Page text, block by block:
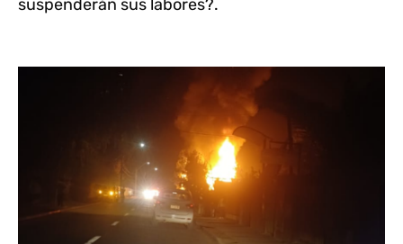
suspenderán sus labores?.